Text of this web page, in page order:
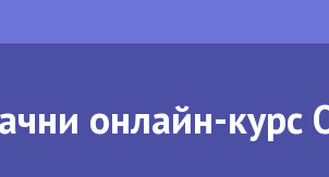
онлайн-курс